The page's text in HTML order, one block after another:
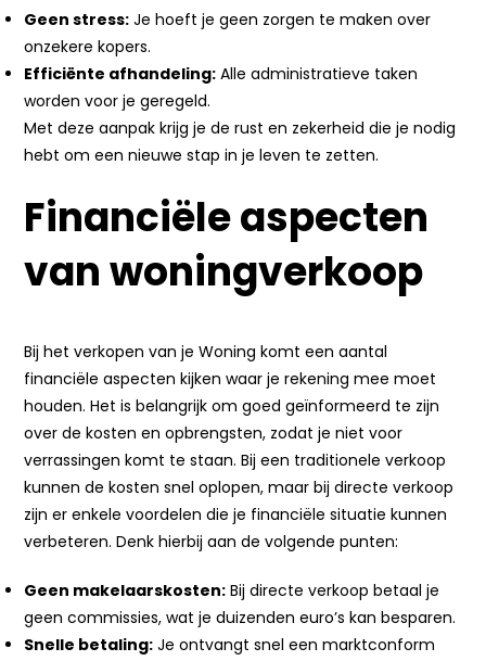
Geen stress: Je hoeft je geen zorgen te maken over
onzekere kopers.
Efficiënte afhandeling: Alle administratieve taken
worden voor je geregeld.
Met deze aanpak krijg je de rust en zekerheid die je nodig
hebt om een nieuwe stap in je leven te zetten.
Financiële aspecten
van woningverkoop
Bij het verkopen van je Woning komt een aantal
financiële aspecten kijken waar je rekening mee moet
houden. Het is belangrijk om goed geïnformeerd te zijn
over de kosten en opbrengsten, zodat je niet voor
verrassingen komt te staan. Bij een traditionele verkoop
kunnen de kosten snel oplopen, maar bij directe verkoop
zijn er enkele voordelen die je financiële situatie kunnen
verbeteren. Denk hierbij aan de volgende punten:
Geen makelaarskosten: Bij directe verkoop betaal je
geen commissies, wat je duizenden euro’s kan besparen.
Snelle betaling: Je ontvangt snel een marktconform